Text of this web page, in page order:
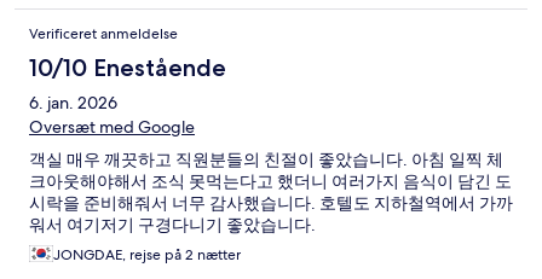
Verificeret anmeldelse
10/10 Enestående
6. jan. 2026
Oversæt med Google
객실 매우 깨끗하고 직원분들의 친절이 좋았습니다. 아침 일찍 체
크아웃해야해서 조식 못먹는다고 했더니 여러가지 음식이 담긴 도
시락을 준비해줘서 너무 감사했습니다. 호텔도 지하철역에서 가까
워서 여기저기 구경다니기 좋았습니다.
JONGDAE, rejse på 2 nætter